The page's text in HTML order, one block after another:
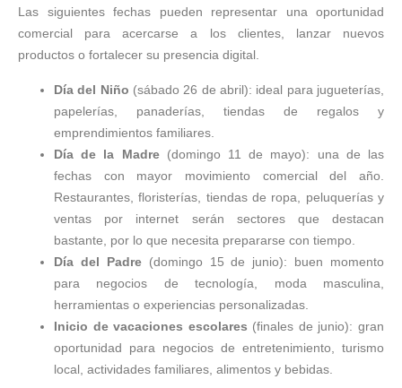
Las siguientes fechas pueden representar una oportunidad
comercial para acercarse a los clientes, lanzar nuevos
productos o fortalecer su presencia digital.
Día del Niño (sábado 26 de abril): ideal para jugueterías,
papelerías, panaderías, tiendas de regalos y
emprendimientos familiares.
Día de la Madre(domingo 11 de mayo): una de las
fechas con mayor movimiento comercial del año.
Restaurantes, floristerías, tiendas de ropa, peluquerías y
ventas por internet serán sectores que destacan
bastante, por lo que necesita prepararse con tiempo.
Día del Padre(domingo 15 de junio): buen momento
para negocios de tecnología, moda masculina,
herramientas o experiencias personalizadas.
Inicio de vacaciones escolares (finales de junio): gran
oportunidad para negocios de entretenimiento, turismo
local, actividades familiares, alimentos y bebidas.